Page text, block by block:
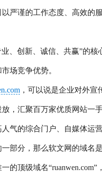
严谨的工作态度、高效的
、创新、诚信、共赢”的
场竞争优势。
，可以说是企业对外
，汇聚百万家优质网站一
气的综合门户、自媒体运
部分，那么软文网的域名
的顶级域名